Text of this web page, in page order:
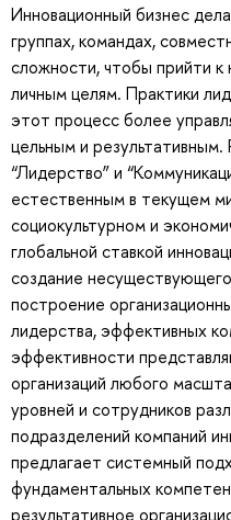
Инновационный бизнес
группах, командах,
сложности, чтобы прийти
личным целям. Практики
этот процесс более
цельным и результативным.
“Лидерство” и
естественным в текущем
социокультурном и
глобальной ставкой
создание
построение
лидерства, эффективных
эффективности
организаций любого
уровней и сотрудников
подразделений компаний
предлагает системный
фундаментальных
результативное